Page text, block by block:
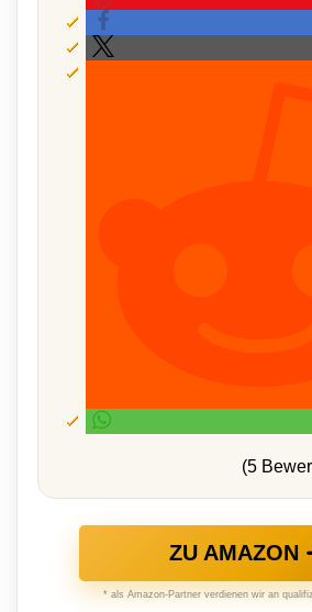
(5
ZU AMAZON
* als Amazon-Partner verdienen wir an